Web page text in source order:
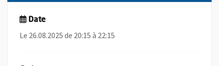
Date
Le 26.08.2025 de 20:15 à 22:15